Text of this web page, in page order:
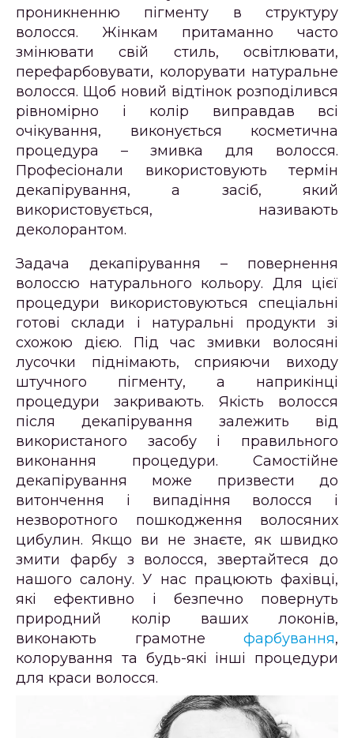
проникненню пігменту в структуру
волосся. Жінкам притаманно часто
змінювати свій стиль, освітлювати,
перефарбовувати, колорувати натуральне
волосся. Щоб новий відтінок розподілився
рівномірно і колір виправдав всі
очікування, виконується косметична
процедура – змивка для волосся.
Професіонали використовують термін
декапірування, а засіб, який
використовується, називають
деколорантом.
Задача декапірування – повернення
волоссю натурального кольору. Для цієї
процедури використовуються спеціальні
готові склади і натуральні продукти зі
схожою дією. Під час змивки волосяні
лусочки піднімають, сприяючи виходу
штучного пігменту, а наприкінці
процедури закривають. Якість волосся
після декапірування залежить від
використаного засобу і правильного
виконання процедури. Самостійне
декапірування може призвести до
витончення і випадіння волосся і
незворотного пошкодження волосяних
цибулин. Якщо ви не знаєте, як швидко
змити фарбу з волосся, звертайтеся до
нашого салону. У нас працюють фахівці,
які ефективно і безпечно повернуть
природний колір ваших локонів,
виконають грамотне фарбування,
колорування та будь-які інші процедури
для краси волосся.